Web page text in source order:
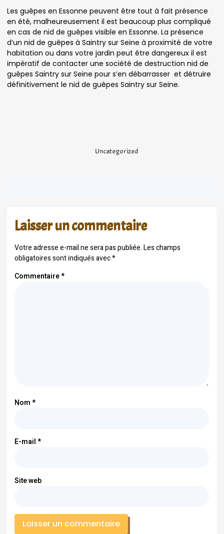
Les guêpes en Essonne peuvent être tout à fait présence
en été, malheureusement il est beaucoup plus compliqué
en cas de nid de guêpes visible en Essonne. La présence
d’un nid de guêpes à Saintry sur Seine à proximité de votre
habitation ou dans votre jardin peut être dangereux il est
impératif de contacter une société de destruction nid de
guêpes Saintry sur Seine pour s’en débarrasser et détruire
définitivement le nid de guêpes Saintry sur Seine.
Uncategorized
Laisser un commentaire
Votre adresse e-mail ne sera pas publiée.Les champs
obligatoires sont indiqués avec*
Commentaire*
Nom*
E-mail*
Site web